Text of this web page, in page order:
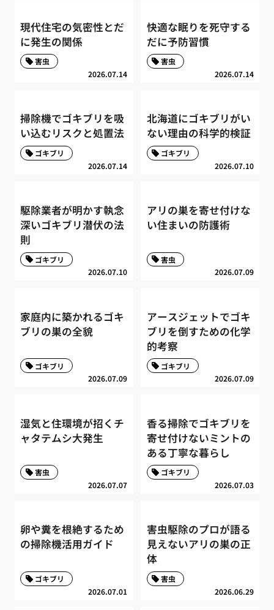
現代住宅の気密性とだ
に発生の関係
2026.07.14
害虫
快適な眠りを死守する
だに予防習慣
2026.07.14
害虫
掃除機でゴキブリを吸
い込むリスクと処置法
2026.07.14
ゴキブリ
北海道にゴキブリがい
ない理由の科学的検証
2026.07.10
ゴキブリ
駆除業者が明かす執念
深いゴキブリ潜伏の法
則
2026.07.10
ゴキブリ
アリの巣を寄せ付けな
い住まいの防護術
2026.07.09
害虫
家庭内に築かれるゴキ
ブリの巣の全貌
2026.07.09
ゴキブリ
アースジェットでゴキ
ブリを倒すための化学
的考察
2026.07.09
ゴキブリ
湿気と住環境が招くチ
ャタテムシ大発生
2026.07.07
害虫
香る掃除でゴキブリを
寄せ付けないミントの
ある丁寧な暮らし
2026.07.03
ゴキブリ
卵や糞を根絶するため
の掃除機活用ガイド
2026.07.01
ゴキブリ
害虫駆除のプロが語る
見えないアリの巣の正
体
2026.06.29
害虫